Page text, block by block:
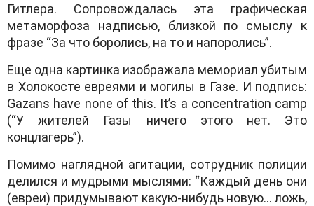
Гитлера. Сопровождалась эта графическая
метаморфоза надписью, близкой по смыслу к
фразе “За что боролись, на то и напоролись”.
Еще одна картинка изображала мемориал убитым
в Холокосте евреями и могилы в Газе. И подпись:
Gazans have none of this. It’s a concentration camp
(“У жителей Газы ничего этого нет. Это
концлагерь”).
Помимо наглядной агитации, сотрудник полиции
делился и мудрыми мыслями: “Каждый день они
(евреи) придумывают какую-нибудь новую… ложь,